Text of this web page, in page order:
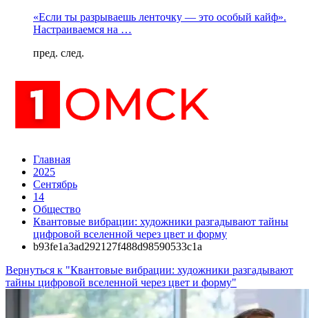
«Если ты разрываешь ленточку — это особый кайф».
Настраиваемся на …
пред. след.
Главная
2025
Сентябрь
14
Общество
Квантовые вибрации: художники разгадывают тайны
цифровой вселенной через цвет и форму
b93fe1a3ad292127f488d98590533c1a
Вернуться к "Квантовые вибрации: художники разгадывают
тайны цифровой вселенной через цвет и форму"